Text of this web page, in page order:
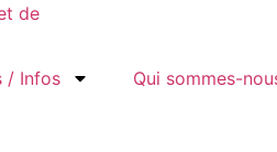
/ Infos Qui sommes-